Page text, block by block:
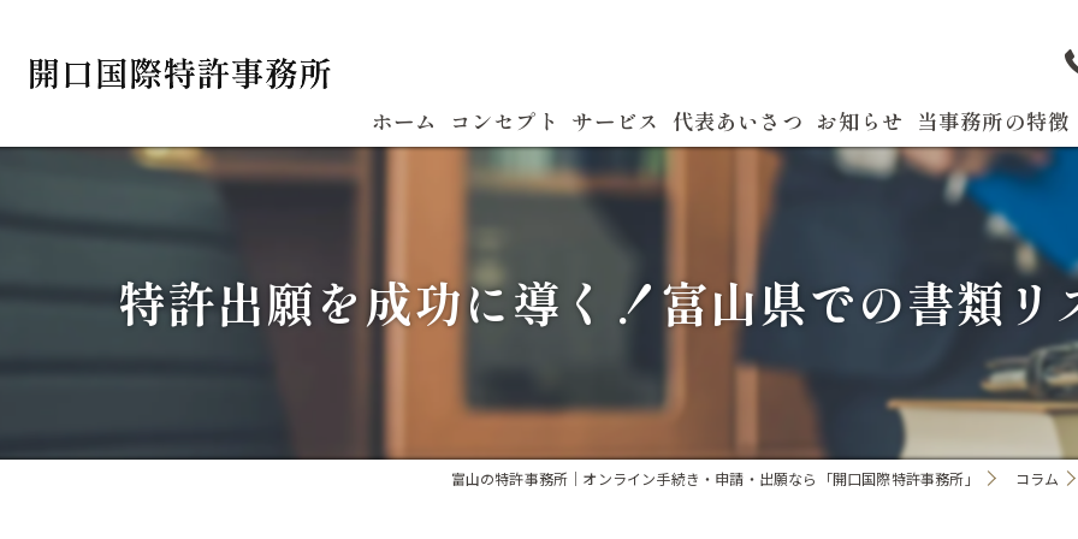
ホーム コンセプト サービス
よくある質問
代表あいさつ お知らせ 当事務所の特徴
特許
国際出願
発明
特許出願を成功に導く！富山県での書類
富山の特許事務所｜オンライン手続き・申請・出願なら「開口国際特許事務所」 コラム